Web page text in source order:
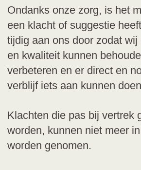
Ondanks onze zorg, is het
een klacht of suggestie
tijdig aan ons door zodat
en kwaliteit kunnen
verbeteren en er direct en
verblijf iets aan kunnen
Klachten die pas bij vertrek
worden, kunnen niet meer
worden genomen.